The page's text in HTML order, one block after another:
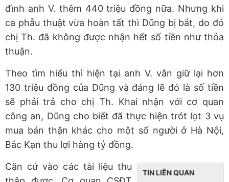
đình anh V. thêm 440 triệu đồng nữa. Nhưng khi
ca phẫu thuật vừa hoàn tất thì Dũng bị bắt, do đó
chị Th. đã không được nhận hết số tiền như thỏa
thuận.
Theo tìm hiểu thì hiện tại anh V. vẫn giữ lại hơn
130 triệu đồng của Dũng và đáng lẽ đó là số tiền
sẽ phải trả cho chị Th. Khai nhận với cơ quan
công an, Dũng cho biết đã thực hiện trót lọt 3 vụ
mua bán thận khác cho một số người ở Hà Nội,
Bắc Kạn thu lợi hàng tỷ đồng.
TIN LIÊN QUAN
Căn cứ vào các tài liệu thu